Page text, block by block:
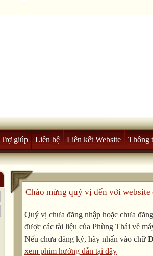
Trợ giúp Liên hệ Liên kết Website Thông
Chào mừng quý vị đến với
Quý vị chưa đăng nhập hoặc chưa
được các tài liệu của Phùng Thái về
Nếu chưa đăng ký, hãy nhấn vào chữ
xem phim hướng dẫn tại đây